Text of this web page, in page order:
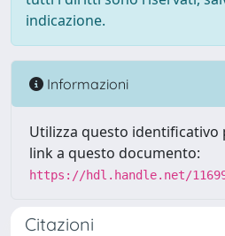
indicazione.
Informazioni
Utilizza questo identificativo
link a questo documento:
https://hdl.handle.net/
Citazioni